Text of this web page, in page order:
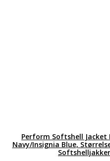
Perform Softshell Jacket
Navy/Insignia Blue,
Softshelljakker